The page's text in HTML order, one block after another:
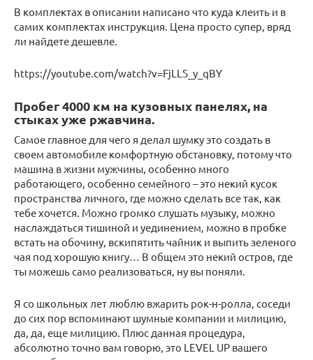
В комплектах в описании написано что куда клеить и в
самих комплектах инструкция. Цена просто супер, вряд
ли найдете дешевле.
https://youtube.com/watch?v=FjLLS_y_qBY
Пробег 4000 км на кузовных панелях, на
стыках уже ржавчина.
Самое главное для чего я делал шумку это создать в
своем автомобиле комфортную обстановку, потому что
машина в жизни мужчины, особенно много
работающего, особенно семейного – это некий кусок
пространства личного, где можно сделать все так, как
тебе хочется. Можно громко слушать музыку, можно
наслаждаться тишиной и уединением, можно в пробке
встать на обочину, вскипятить чайник и выпить зеленого
чая под хорошую книгу… В общем это некий остров, где
ты можешь само реализоваться, ну вы поняли.
Я со школьных лет люблю вжарить рок-н-ролла, соседи
до сих пор вспоминают шумные компании и милицию,
да, да, еще милицию. Плюс данная процедура,
абсолютно точно вам говорю, это LEVEL UP вашего